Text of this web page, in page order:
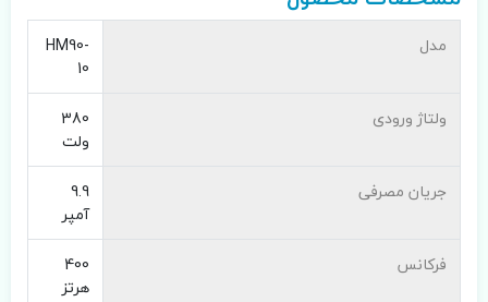
مدل
HM90-
10
ولتاژ ورودی
380
ولت
جریان مصرفی
9.9
آمپر
فرکانس
400
هرتز